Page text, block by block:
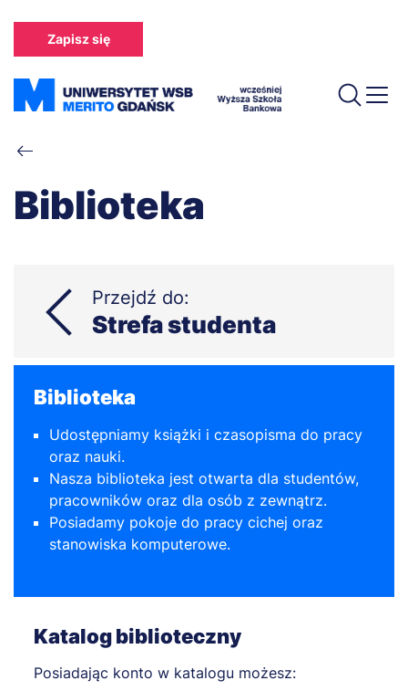
treści
Zapisz się
Ścieżka
nawigacyjna
Biblioteka
Biblioteka
Udostępniamy książki i czasopisma do pracy
oraz nauki.
Nasza biblioteka jest otwarta dla studentów,
pracowników oraz dla osób z zewnątrz.
Posiadamy pokoje do pracy cichej oraz
stanowiska komputerowe.
Katalog biblioteczny
Posiadając konto w katalogu możesz:
Przejdź do:
Strefa studenta